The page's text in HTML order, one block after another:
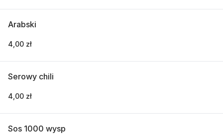
Arabski
4,00 zł
Serowy chili
4,00 zł
Sos 1000 wysp